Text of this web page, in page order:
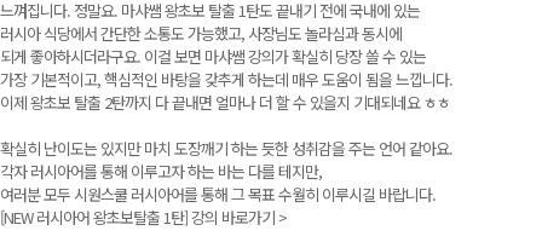
느껴집니다. 정말요. 마샤쌤 왕초보 탈출 1탄도 끝내기 전에 국내에 있는
러시아 식당에서 간단한 소통도 가능했고, 사장님도 놀라심과 동시에
되게 좋아하시더라구요. 이걸 보면 마샤쌤 강의가 확실히 당장 쓸 수 있는
가장 기본적이고, 핵심적인 바탕을 갖추게 하는데 매우 도움이 됨을 느낍니다.
이제 왕초보 탈출 2탄까지 다 끝내면 얼마나 더 할 수 있을지 기대되네요 ㅎㅎ
확실히 난이도는 있지만 마치 도장깨기 하는 듯한 성취감을 주는 언어 같아요.
각자 러시아어를 통해 이루고자 하는 바는 다를 테지만,
여러분 모두 시원스쿨 러시아어를 통해 그 목표 수월히 이루시길 바랍니다.
[NEW 러시아어 왕초보탈출 1탄]강의 바로가기 >